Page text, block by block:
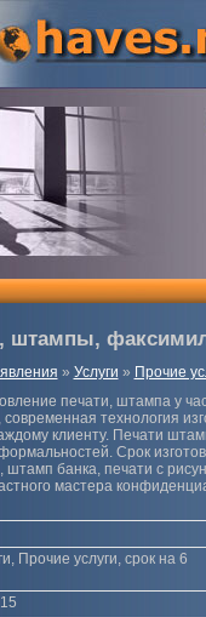
штампы,
» Услуги » Прочие
печати, штампа у
технология
клиенту. Печати
Срок
штамп банка, печати с
мастера
Прочие услуги, срок на 6